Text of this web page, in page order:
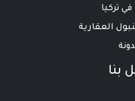
تركيا
العقارية
بنا